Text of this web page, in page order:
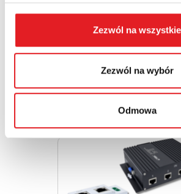
Zezwól na wszystkie
Zezwól na wybór
Odmowa
Przekaźnik półprzewodnikowy
Relpol wprowadza do oferty nowoczesny